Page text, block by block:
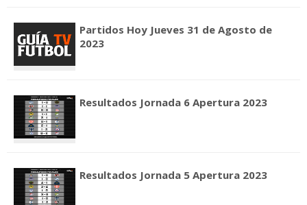
Partidos Hoy Jueves 31 de Agosto de
2023
Resultados Jornada 6 Apertura 2023
Resultados Jornada 5 Apertura 2023